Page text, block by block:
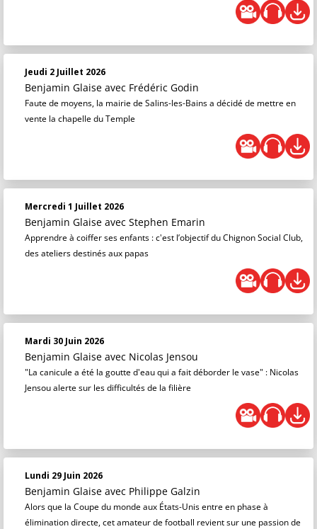
Jeudi 2 Juillet 2026
Benjamin Glaise avec Frédéric Godin
Faute de moyens, la mairie de Salins-les-Bains a décidé de mettre en
vente la chapelle du Temple
Mercredi 1 Juillet 2026
Benjamin Glaise avec Stephen Emarin
Apprendre à coiffer ses enfants : c'est l’objectif du Chignon Social Club,
des ateliers destinés aux papas
Mardi 30 Juin 2026
Benjamin Glaise avec Nicolas Jensou
"La canicule a été la goutte d'eau qui a fait déborder le vase" : Nicolas
Jensou alerte sur les difficultés de la filière
Lundi 29 Juin 2026
Benjamin Glaise avec Philippe Galzin
Alors que la Coupe du monde aux États-Unis entre en phase à
élimination directe, cet amateur de football revient sur une passion de